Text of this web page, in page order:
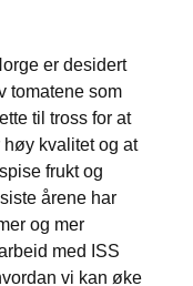
er desidert
tomatene som
til tross for at
kvalitet og at
frukt og
årene har
og mer
med ISS
vi kan øke